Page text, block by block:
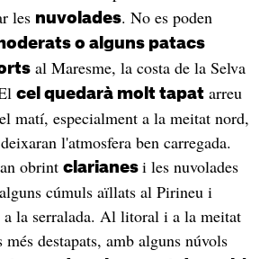
les nuvolades. No es poden
o alguns patacs
al Maresme, la costa de la Selva
cel quedarà molt tapatarreu
matí, especialment a la meitat nord,
l'atmosfera ben carregada.
obrint clarianes i les nuvolades
cúmuls aïllats al Pirineu i
a la serralada. Al litoral i a la meitat
destapats, amb alguns núvols